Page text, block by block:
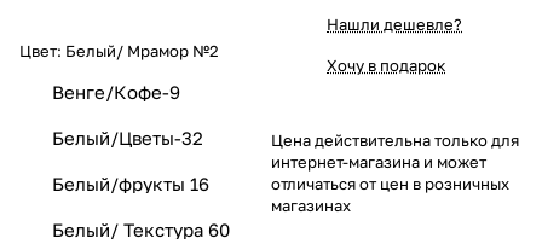
Цвет: Белый/ Мрамор №2
Венге/Кофе-9
Белый/Цветы-32
Белый/фрукты 16
Белый/ Текстура 60
Нашли дешевле?
Хочу в подарок
Цена действительна только для
интернет-магазина и может
отличаться от цен в розничных
магазинах